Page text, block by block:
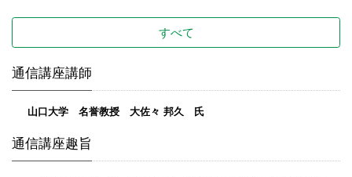
すべて
通信講座講師
山口大学 名誉教授 大佐々 邦久 氏
通信講座趣旨